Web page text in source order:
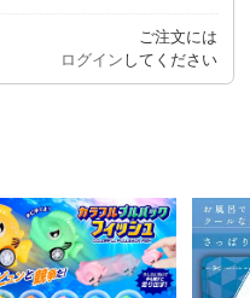
ご注文には
ログイン してください